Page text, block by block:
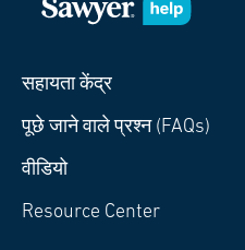
सहायता केंद्र
पूछे जाने वाले प्रश्न (FAQs)
वीडियो
Resource Center